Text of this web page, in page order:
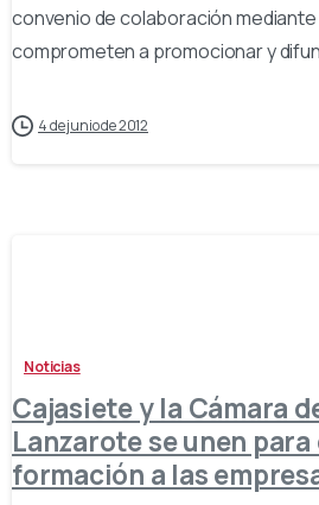
convenio de colaboración mediante
comprometen a promocionar y
4 de junio de 2012
Noticias
Cajasiete y la Cámara
Lanzarote se unen
formación a las